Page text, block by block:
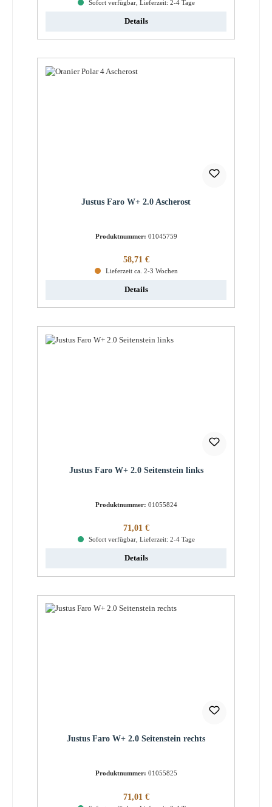
Sofort verfügbar, Lieferzeit: 2-4 Tage
Details
Justus Faro W+ 2.0 Ascherost
Produktnummer: 01045759
Regulärer Preis:
58,71 €
Lieferzeit ca. 2-3 Wochen
Details
Justus Faro W+ 2.0 Seitenstein links
Produktnummer: 01055824
Regulärer Preis:
71,01 €
Sofort verfügbar, Lieferzeit: 2-4 Tage
Details
Justus Faro W+ 2.0 Seitenstein rechts
Produktnummer: 01055825
Regulärer Preis:
71,01 €